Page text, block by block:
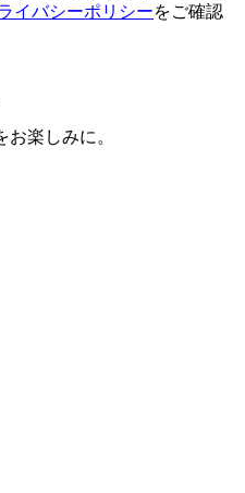
イバシーポリシーをご確認
楽しみに。